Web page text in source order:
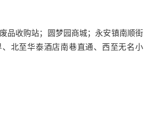
品收购站；圆梦园商城；永安镇南顺街
北至华泰酒店南巷直通、西至无名小